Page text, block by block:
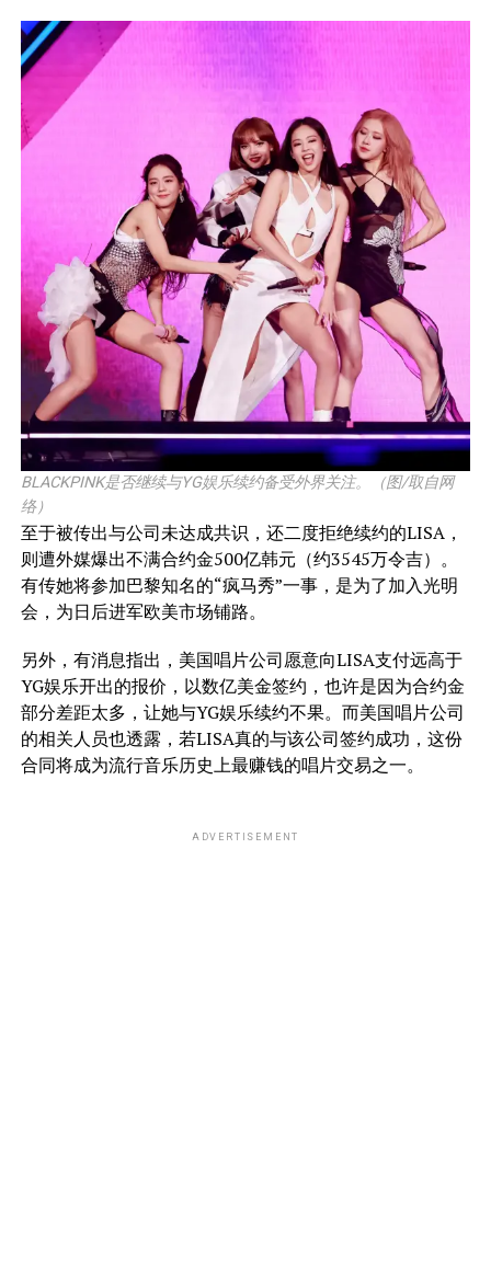
BLACKPINK是否继续与YG娱乐续约备受外界关注。（图/取自网
络）
至于被传出与公司未达成共识，还二度拒绝续约的LISA，
则遭外媒爆出不满合约金500亿韩元（约3545万令吉）。
有传她将参加巴黎知名的“疯马秀”一事，是为了加入光明
会，为日后进军欧美市场铺路。
另外，有消息指出，美国唱片公司愿意向LISA支付远高于
YG娱乐开出的报价，以数亿美金签约，也许是因为合约金
部分差距太多，让她与YG娱乐续约不果。而美国唱片公司
的相关人员也透露，若LISA真的与该公司签约成功，这份
合同将成为流行音乐历史上最赚钱的唱片交易之一。
ADVERTISEMENT